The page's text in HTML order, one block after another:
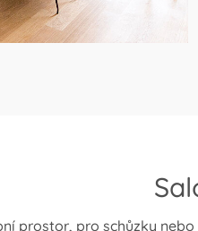
prostor, pro schůzky